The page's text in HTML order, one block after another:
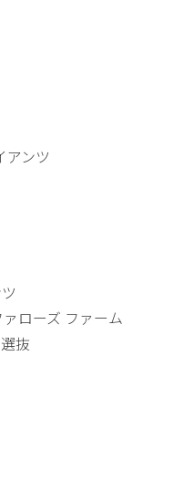
アンツ
ローズ ファーム
抜